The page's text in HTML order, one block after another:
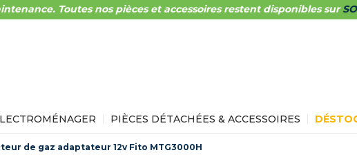
Toutes nos pièces et accessoires restent disponibles sur
PIÈCES DÉTACHÉES & ACCESSOIRES
de gaz adaptateur 12v Fito MTG3000H